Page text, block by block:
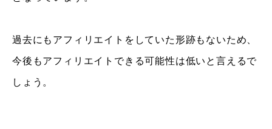
過去にもアフィリエイトをしていた形跡もないため、
今後もアフィリエイトできる可能性は低いと言えるで
しょう。